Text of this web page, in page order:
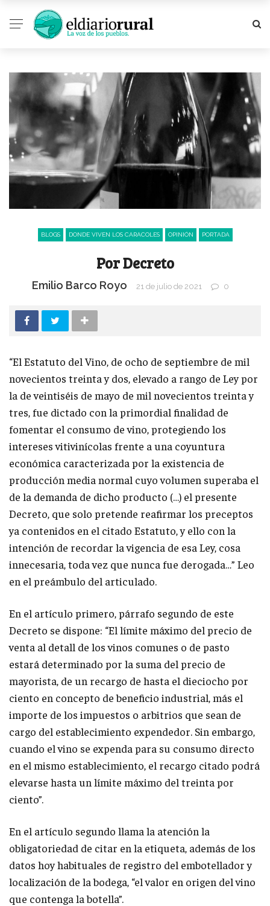
BLOGS DONDE VIVEN LOS CARACOLES OPINIÓN PORTADA
Por Decreto
Emilio Barco Royo 21 de julio de 2021 0
“El Estatuto del Vino, de ocho de septiembre de mil
novecientos treinta y dos, elevado a rango de Ley por
la de veintiséis de mayo de mil novecientos treinta y
tres, fue dictado con la primordial finalidad de
fomentar el consumo de vino, protegiendo los
intereses vitivinícolas frente a una coyuntura
económica caracterizada por la existencia de
producción media normal cuyo volumen superaba el
de la demanda de dicho producto (…) el presente
Decreto, que solo pretende reafirmar los preceptos
ya contenidos en el citado Estatuto, y ello con la
intención de recordar la vigencia de esa Ley, cosa
innecesaria, toda vez que nunca fue derogada…” Leo
en el preámbulo del articulado.
En el artículo primero, párrafo segundo de este
Decreto se dispone: “El límite máximo del precio de
venta al detall de los vinos comunes o de pasto
estará determinado por la suma del precio de
mayorista, de un recargo de hasta el dieciocho por
ciento en concepto de beneficio industrial, más el
importe de los impuestos o arbitrios que sean de
cargo del establecimiento expendedor. Sin embargo,
cuando el vino se expenda para su consumo directo
en el mismo establecimiento, el recargo citado podrá
elevarse hasta un límite máximo del treinta por
ciento”.
En el artículo segundo llama la atención la
obligatoriedad de citar en la etiqueta, además de los
datos hoy habituales de registro del embotellador y
localización de la bodega, “el valor en origen del vino
que contenga la botella”.